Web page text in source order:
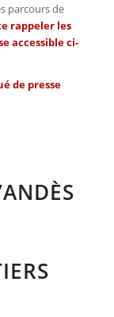
parcours de
rappeler les
accessible ci-
de presse